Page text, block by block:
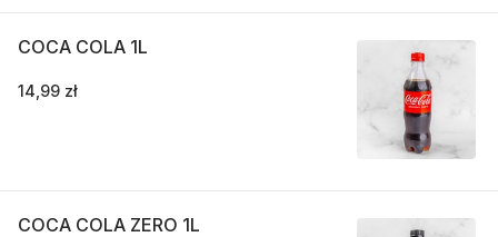
COCA COLA 1L
14,99 zł
COCA COLA ZERO 1L